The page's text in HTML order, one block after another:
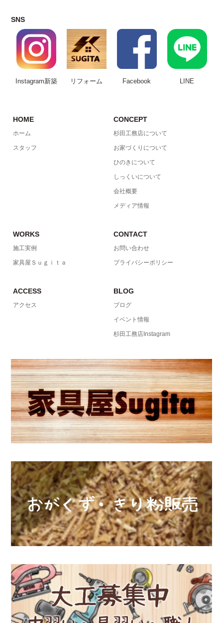
SNS
Instagram新築 リフォーム Facebook LINE
HOME
ホーム
スタッフ
CONCEPT
杉田工務店について
お家づくりについて
ひのきについて
しっくいについて
会社概要
メディア情報
WORKS
施工実例
家具屋Ｓｕｇｉｔａ
CONTACT
お問い合わせ
プライバシーポリシー
ACCESS
アクセス
BLOG
ブログ
イベント情報
杉田工務店Instagram